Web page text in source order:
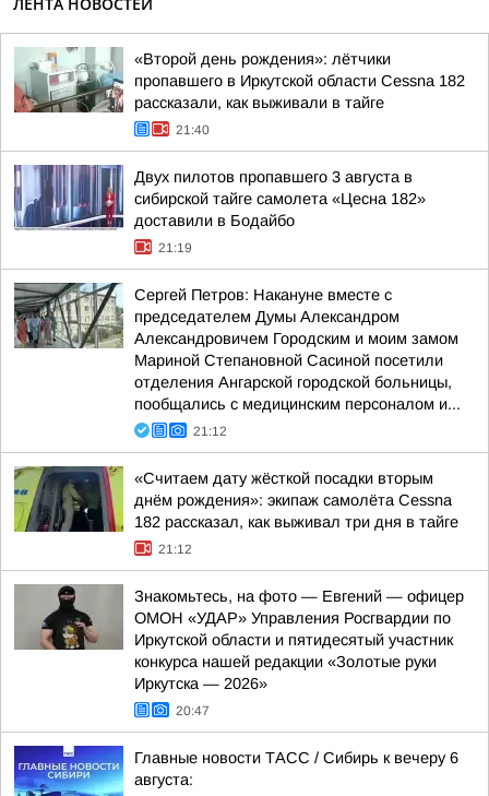
«Второй день рождения»: лётчики
пропавшего в Иркутской области Cessna 182
рассказали, как выживали в тайге
21:40
Двух пилотов пропавшего 3 августа в
сибирской тайге самолета «Цесна 182»
доставили в Бодайбо
21:19
Сергей Петров: Накануне вместе с
председателем Думы Александром
Александровичем Городским и моим замом
Мариной Степановной Сасиной посетили
отделения Ангарской городской больницы,
пообщались с медицинским персоналом и...
21:12
«Считаем дату жёсткой посадки вторым
днём рождения»: экипаж самолёта Cessna
182 рассказал, как выживал три дня в тайге
21:12
Знакомьтесь, на фото — Евгений — офицер
ОМОН «УДАР» Управления Росгвардии по
Иркутской области и пятидесятый участник
конкурса нашей редакции «Золотые руки
Иркутска — 2026»
20:47
Главные новости ТАСС / Сибирь к вечеру 6
августа: